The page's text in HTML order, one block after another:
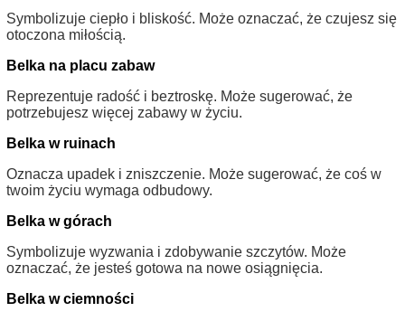
Symbolizuje ciepło i bliskość. Może oznaczać, że czujesz się
otoczona miłością.
Belka na placu zabaw
Reprezentuje radość i beztroskę. Może sugerować, że
potrzebujesz więcej zabawy w życiu.
Belka w ruinach
Oznacza upadek i zniszczenie. Może sugerować, że coś w
twoim życiu wymaga odbudowy.
Belka w górach
Symbolizuje wyzwania i zdobywanie szczytów. Może
oznaczać, że jesteś gotowa na nowe osiągnięcia.
Belka w ciemności